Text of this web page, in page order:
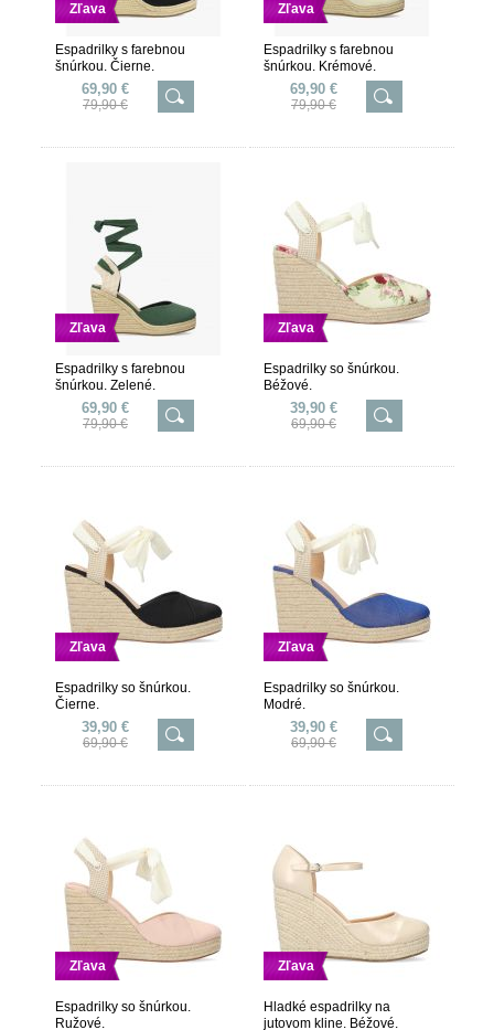
Zľava
Espadrilky s farebnou
šnúrkou. Čierne.
69,90 €
79,90 €
Zľava
Espadrilky s farebnou
šnúrkou. Krémové.
69,90 €
79,90 €
Zľava
Espadrilky s farebnou
šnúrkou. Zelené.
69,90 €
79,90 €
Zľava
Espadrilky so šnúrkou.
Béžové.
39,90 €
69,90 €
Zľava
Espadrilky so šnúrkou.
Čierne.
39,90 €
69,90 €
Zľava
Espadrilky so šnúrkou.
Modré.
39,90 €
69,90 €
Zľava
Espadrilky so šnúrkou.
Ružové.
Zľava
Hladké espadrilky na
jutovom kline. Béžové.